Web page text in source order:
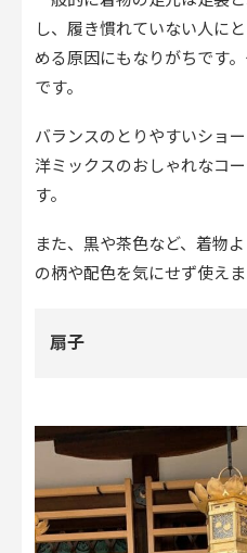
し、履き慣れていない人に
める原因にもなりがちです
です。
バランスのとりやすいショ
洋ミックスのおしゃれなコ
す。
また、黒や茶色など、着物
の柄や配色を気にせず使えま
扇子